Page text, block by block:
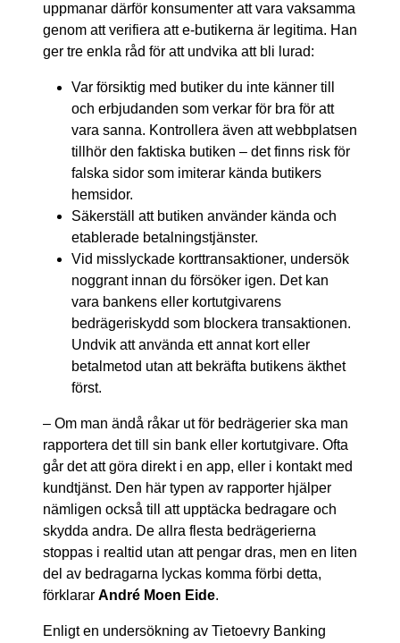
uppmanar därför konsumenter att vara vaksamma
genom att verifiera att e-butikerna är legitima. Han
ger tre enkla råd för att undvika att bli lurad:
Var försiktig med butiker du inte känner till
och erbjudanden som verkar för bra för att
vara sanna. Kontrollera även att webbplatsen
tillhör den faktiska butiken – det finns risk för
falska sidor som imiterar kända butikers
hemsidor.
Säkerställ att butiken använder kända och
etablerade betalningstjänster.
Vid misslyckade korttransaktioner, undersök
noggrant innan du försöker igen. Det kan
vara bankens eller kortutgivarens
bedrägeriskydd som blockera transaktionen.
Undvik att använda ett annat kort eller
betalmetod utan att bekräfta butikens äkthet
först.
– Om man ändå råkar ut för bedrägerier ska man
rapportera det till sin bank eller kortutgivare. Ofta
går det att göra direkt i en app, eller i kontakt med
kundtjänst. Den här typen av rapporter hjälper
nämligen också till att upptäcka bedragare och
skydda andra. De allra flesta bedrägerierna
stoppas i realtid utan att pengar dras, men en liten
del av bedragarna lyckas komma förbi detta,
förklarar André Moen Eide.
Enligt en undersökning av Tietoevry Banking